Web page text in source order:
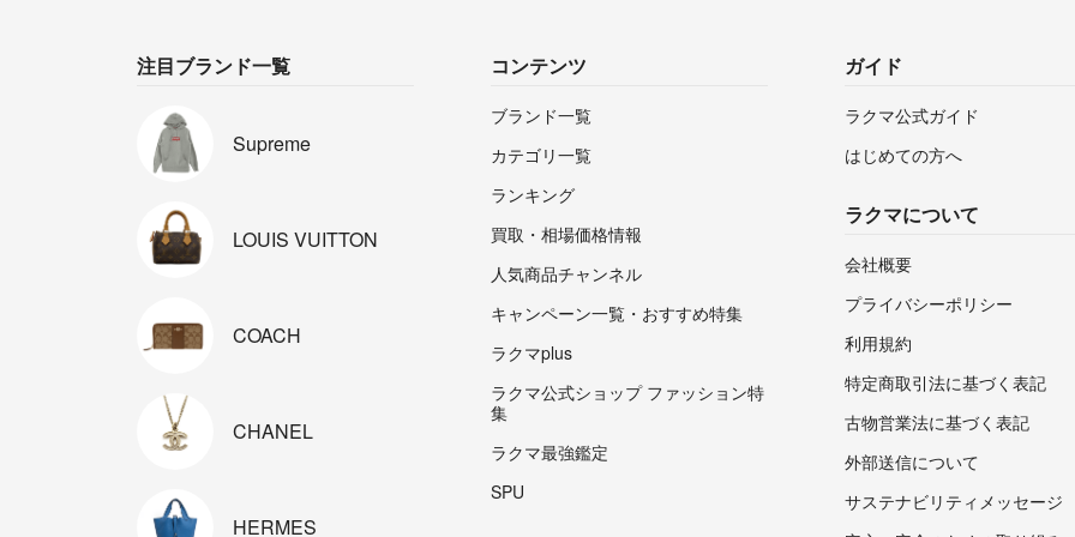
注目ブランド一覧
Supreme
LOUIS VUITTON
COACH
CHANEL
HERMES
コンテンツ
ブランド一覧
カテゴリ一覧
ランキング
買取・相場価格情報
人気商品チャンネル
キャンペーン一覧・おすすめ特集
ラクマplus
ラクマ公式ショップ ファッション特
集
ラクマ最強鑑定
SPU
ガイド
ラクマ公式ガイド
はじめての方へ
ラクマについて
会社概要
プライバシーポリシー
利用規約
特定商取引法に基づく表記
古物営業法に基づく表記
外部送信について
サステナビリティメッセージ